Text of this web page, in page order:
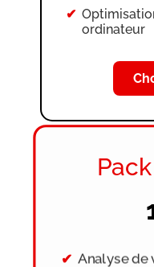
ordinateur
Analyse de